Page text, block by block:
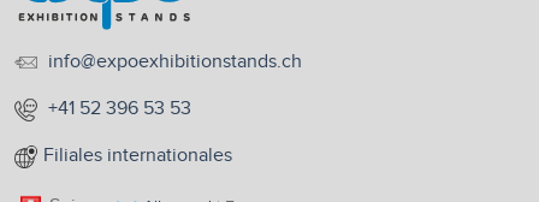
info@expoexhibitionstands.ch
+41 52 396 53 53
Filiales internationales